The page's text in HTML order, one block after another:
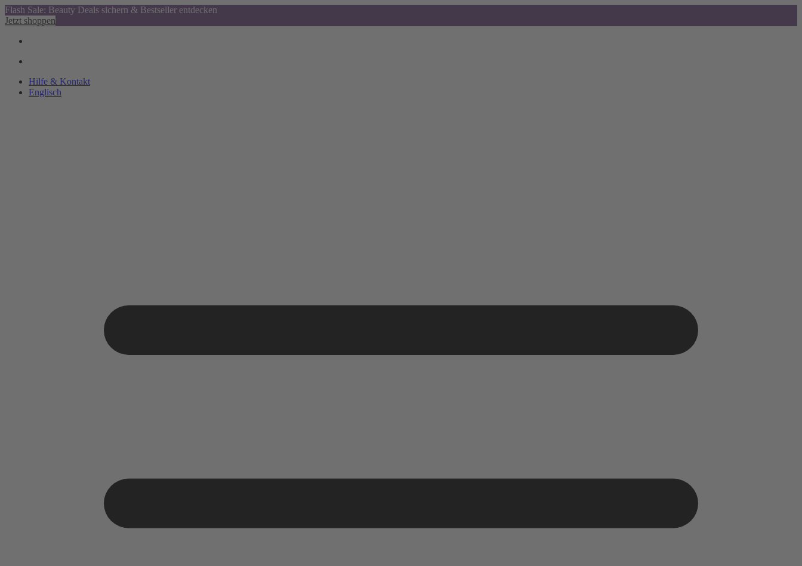
Flash Sale: Beauty Deals sichern & Bestseller entdecken
Jetzt shoppen
Hilfe & Kontakt
Englisch